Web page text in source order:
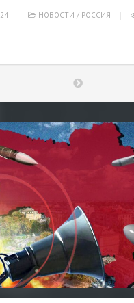
НОВОСТИ / РОССИЯ